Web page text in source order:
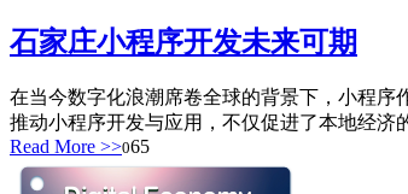
石家庄小程序开发未来可期
在当今数字化浪潮席卷全球的背景下，小程
推动小程序开发与应用，不仅促进了本地经济
Read More >>065